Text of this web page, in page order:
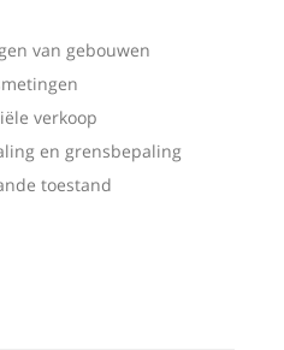
van gebouwen
verkoop
en grensbepaling
toestand